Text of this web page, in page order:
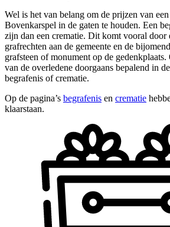
Wel is het van belang om de prijzen van
Bovenkarspel in de gaten te houden. Een
zijn dan een crematie. Dit komt vooral door
grafrechten aan de gemeente en de
grafsteen of monument op de
van de overledene doorgaans bepalend in
begrafenis of crematie.
Op de pagina’s begrafenis en crematie
klaarstaan.